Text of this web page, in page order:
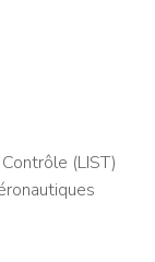
(LIST)